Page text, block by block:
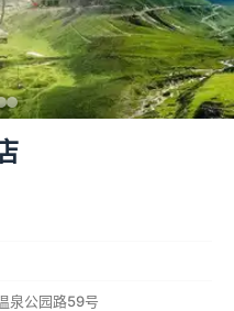
泉公园路59号